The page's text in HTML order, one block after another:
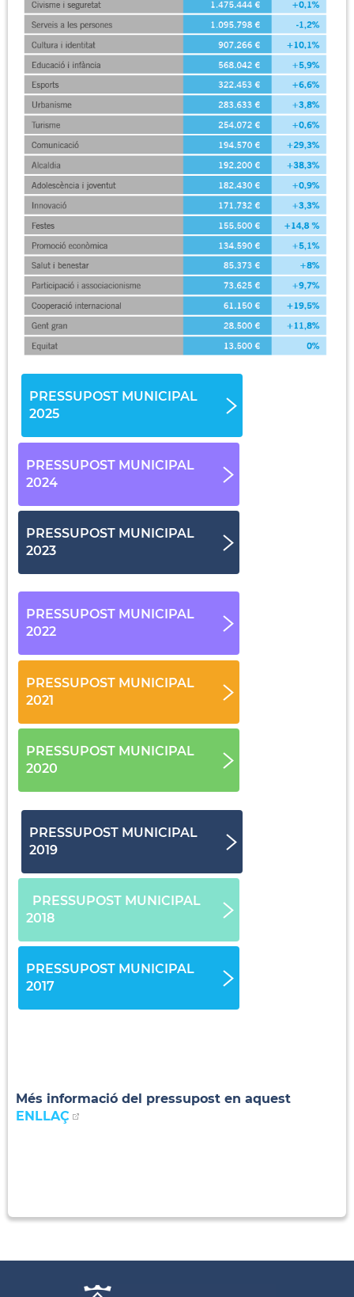
PRESSUPOST MUNICIPAL
2025
PRESSUPOST MUNICIPAL
2024
PRESSUPOST MUNICIPAL
2023
PRESSUPOST MUNICIPAL
2022
PRESSUPOST MUNICIPAL
2021
PRESSUPOST MUNICIPAL
2020
PRESSUPOST MUNICIPAL
2019
PRESSUPOST MUNICIPAL
2018
PRESSUPOST MUNICIPAL
2017
Més informació del pressupost en aquest
ENLLAÇ